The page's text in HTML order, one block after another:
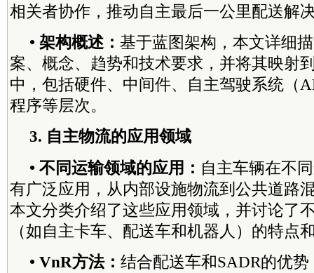
相关者协作，推动自主最后一公里配送解
• 架构概述： 基于蓝图架构，本文详细
案、概念、趋势和技术要求，并将其映射
中，包括硬件、中间件、自主驾驶系统（
程序等层次。
3. 自主物流的应用领域
• 不同运输领域的应用： 自主车辆在不
有广泛应用，从内部设施物流到公共道路
本文分类介绍了这些应用领域，并讨论了
（如自主卡车、配送车和机器人）的特点
• VnR方法： 结合配送车和SADR的优